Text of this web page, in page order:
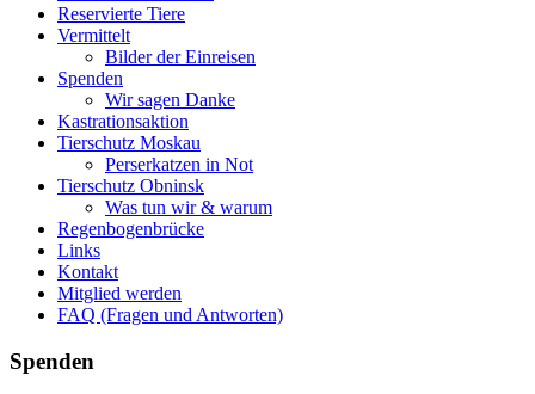
Reservierte Tiere
Vermittelt
Bilder der Einreisen
Spenden
Wir sagen Danke
Kastrationsaktion
Tierschutz Moskau
Perserkatzen in Not
Tierschutz Obninsk
Was tun wir & warum
Regenbogenbrücke
Links
Kontakt
Mitglied werden
FAQ (Fragen und Antworten)
Spenden